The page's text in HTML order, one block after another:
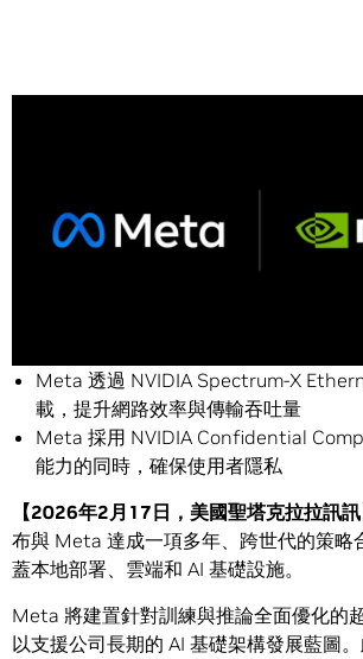
Meta 透過 NVIDIA Spectrum-X
載，提升網路效率與傳輸吞吐量
Meta 採用 NVIDIA Confidential
能力的同時，確保使用者隱私
【2026年2月 17 日，美國聖塔克拉拉訊訊
布與 Meta 達成一項多年、跨世代的策略
蓋本地部署、雲端和 AI 基礎設施。
Meta 將建置針對訓練與推論全面優化的
以支援公司長期的 AI 基礎架構發展藍圖